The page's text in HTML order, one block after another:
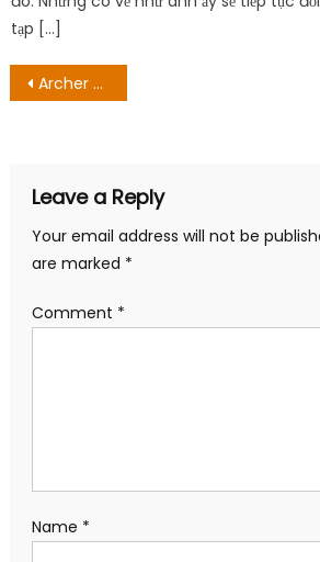
Leave a Reply
are marked
Website